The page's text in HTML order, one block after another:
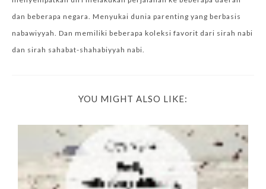
dan beberapa negara. Menyukai dunia parenting yang berbasis
nabawiyyah. Dan memiliki beberapa koleksi favorit dari sirah nabi
dan sirah sahabat-shahabiyyah nabi.
YOU MIGHT ALSO LIKE: